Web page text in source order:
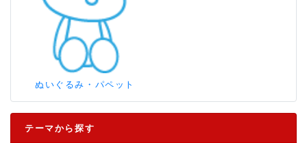
ぬいぐるみ・パペット
テーマから探す